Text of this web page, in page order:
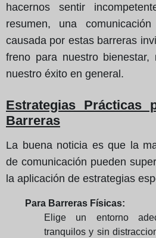
hacernos sentir
resumen, una
causada por estas barreras
freno para nuestro bienestar,
nuestro éxito en general.
Estrategias Prácticas
Barreras
La buena noticia es que la
de comunicación pueden
la aplicación de estrategias
Para Barreras Físicas:
Elige un entorno
tranquilos y sin